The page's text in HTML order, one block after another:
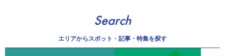
Search
エリアからスポット・記事・特集を探す